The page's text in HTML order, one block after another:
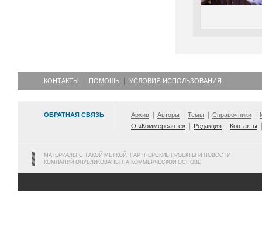
КОНТАКТЫ ПОМОЩЬ УСЛОВИЯ ИСПОЛЬЗОВАНИЯ
ОБРАТНАЯ СВЯЗЬ Архив Авторы Темы Справочники
О «Коммерсанте»
Редакция Контакты
МАТЕРИАЛЫ С ТАКОЙ МЕТКОЙ, ПАРТНЕРСКИЕ ПРОЕКТЫ И НОВОСТИ
КОМПАНИЙ ОПУБЛИКОВАНЫ НА КОММЕРЧЕСКОЙ ОСНОВЕ